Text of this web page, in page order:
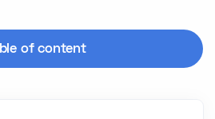
of content